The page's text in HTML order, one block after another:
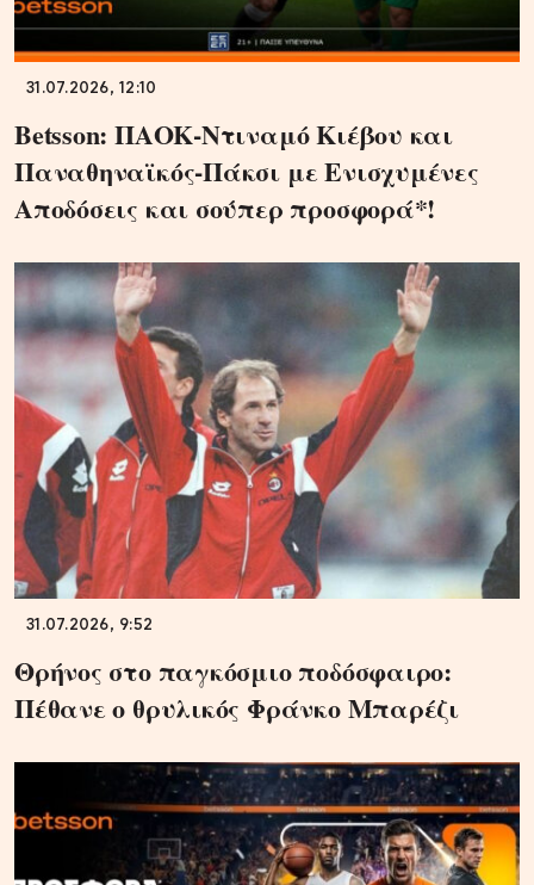
31.07.2026, 12:10
Betsson: ΠΑΟΚ-Ντιναμό Κιέβου και
Παναθηναϊκός-Πάκσι με Ενισχυμένες
Αποδόσεις και σούπερ προσφορά*!
31.07.2026, 9:52
Θρήνος στο παγκόσμιο ποδόσφαιρο:
Πέθανε ο θρυλικός Φράνκο Μπαρέζι